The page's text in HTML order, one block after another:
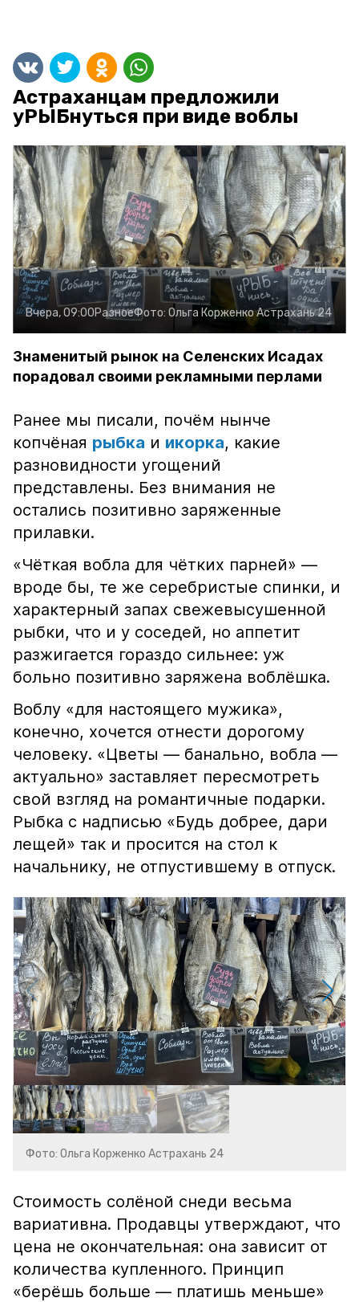
Астраханцам предложили
уРЫБнуться при виде воблы
Вчера, 09:00РазноеФото: Ольга КорженкоАстрахань 24
Знаменитый рынок на Селенских Исадах
порадовал своими рекламными перлами
Ранее мы писали, почём нынче
копчёная рыбка и икорка, какие
разновидности угощений
представлены. Без внимания не
остались позитивно заряженные
прилавки.
«Чёткая вобла для чётких парней» —
вроде бы, те же серебристые спинки, и
характерный запах свежевысушенной
рыбки, что и у соседей, но аппетит
разжигается гораздо сильнее: уж
больно позитивно заряжена воблёшка.
Воблу «для настоящего мужика»,
конечно, хочется отнести дорогому
человеку. «Цветы — банально, вобла —
актуально» заставляет пересмотреть
свой взгляд на романтичные подарки.
Рыбка с надписью «Будь добрее, дари
лещей» так и просится на стол к
начальнику, не отпустившему в отпуск.
Фото: Ольга Корженко Астрахань 24
Стоимость солёной снеди весьма
вариативна. Продавцы утверждают, что
цена не окончательная: она зависит от
количества купленного. Принцип
«берёшь больше — платишь меньше»